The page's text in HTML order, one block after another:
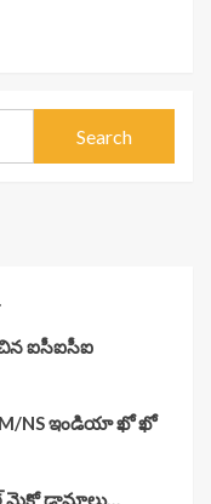
ఐసీఐసీఐ
AM/NS ఇండియా ఖో ఖో
డ్రామాలు…